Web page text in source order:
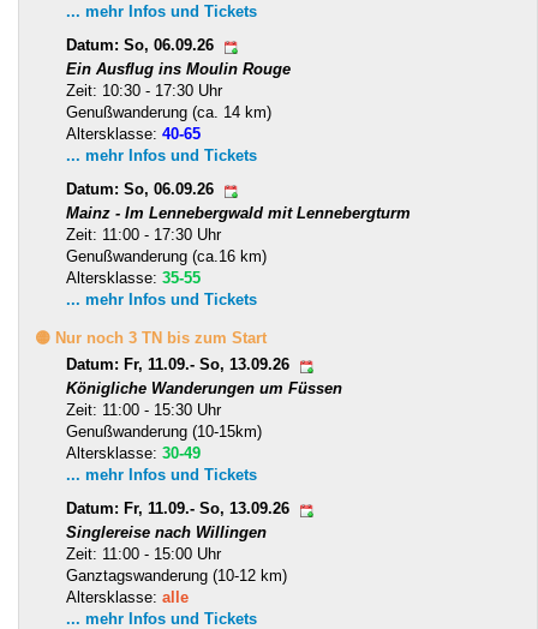
... mehr Infos und Tickets
Datum: So, 06.09.26
Ein Ausflug ins Moulin Rouge
Zeit: 10:30 - 17:30 Uhr
Genußwanderung (ca. 14 km)
Altersklasse: 40-65
... mehr Infos und Tickets
Datum: So, 06.09.26
Mainz - Im Lennebergwald mit Lennebergturm
Zeit: 11:00 - 17:30 Uhr
Genußwanderung (ca.16 km)
Altersklasse: 35-55
... mehr Infos und Tickets
🟡 Nur noch 3 TN bis zum Start
Datum: Fr, 11.09.- So, 13.09.26
Königliche Wanderungen um Füssen
Zeit: 11:00 - 15:30 Uhr
Genußwanderung (10-15km)
Altersklasse: 30-49
... mehr Infos und Tickets
Datum: Fr, 11.09.- So, 13.09.26
Singlereise nach Willingen
Zeit: 11:00 - 15:00 Uhr
Ganztagswanderung (10-12 km)
Altersklasse: alle
... mehr Infos und Tickets